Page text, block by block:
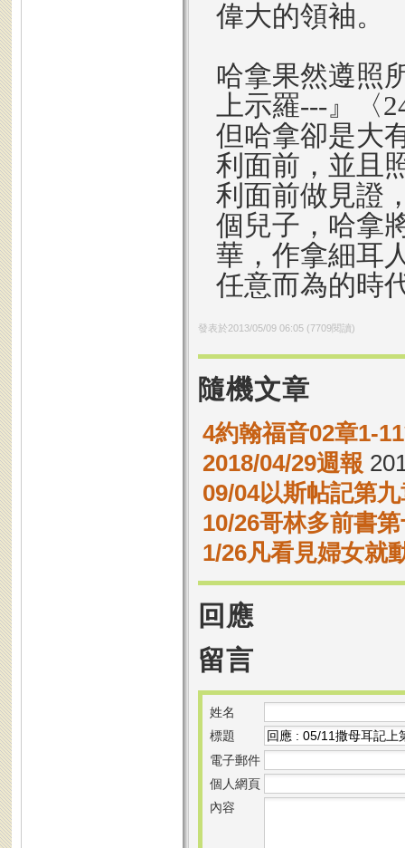
偉大的領袖。
哈拿果然遵照
上示羅---』〈
但哈拿卻是大
利面前，並且
利面前做見證
個兒子，哈拿
華，作拿細耳
任意而為的時
發表於2013/05/09 06:05(7709閱讀)
隨機文章
4約翰福音02章1-
2018/04/29週報
09/04以斯帖記第
10/26哥林多前書
1/26凡看見婦女就
回應
留言
姓名
標題
電子郵件
個人網頁
內容